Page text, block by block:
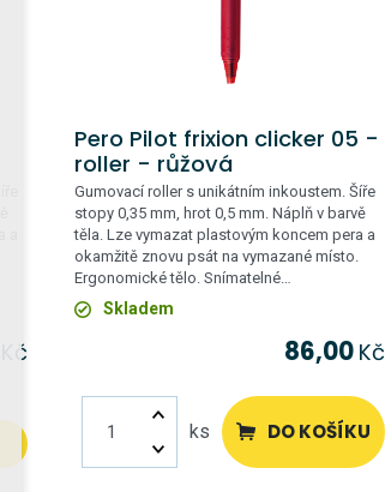
Kč
Pero Pilot frixion clicker 05 -
roller - růžová
Gumovací roller s unikátním inkoustem. Šíře
stopy 0,35 mm, hrot 0,5 mm. Náplň v barvě
těla. Lze vymazat plastovým koncem pera a
okamžitě znovu psát na vymazané místo.
Ergonomické tělo. Snímatelné…
Skladem
86,00 Kč
ks DO KOŠÍKU